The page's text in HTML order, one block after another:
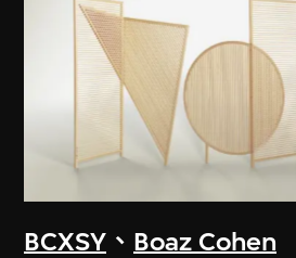
BCXSY 、 Boaz Cohen